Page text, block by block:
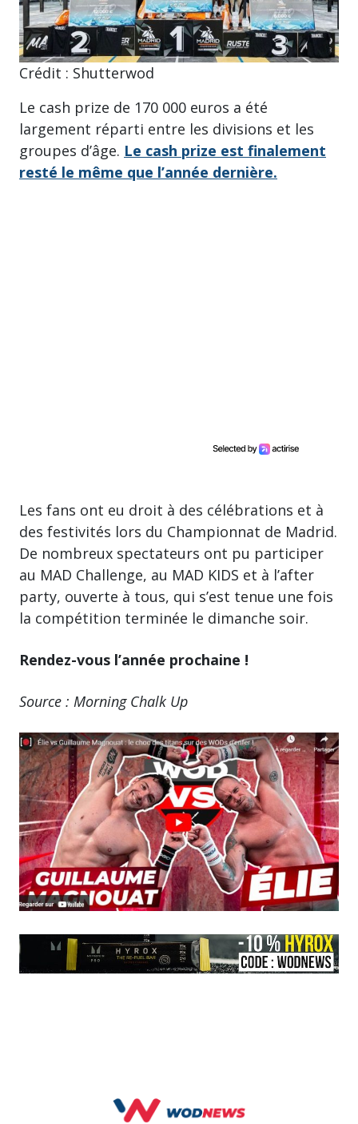
Crédit : Shutterwod
Le cash prize de 170 000 euros a été
largement réparti entre les divisions et les
groupes d’âge. Le cash prize est finalement
resté le même que l’année dernière.
Les fans ont eu droit à des célébrations et à
des festivités lors du Championnat de Madrid.
De nombreux spectateurs ont pu participer
au MAD Challenge, au MAD KIDS et à l’after
party, ouverte à tous, qui s’est tenue une fois
la compétition terminée le dimanche soir.
Rendez-vous l’année prochaine !
Source : Morning Chalk Up